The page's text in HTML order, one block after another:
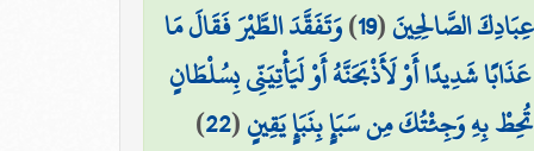
الصَّالِحِينَ(
19
)وَتَفَقَّدَ الطَّيْرَ فَقَالَ مَا
شَدِيدًا أَوْ لَأَذْبَحَنَّهُ أَوْ لَيَأْتِيَنِّي بِسُلْطَانٍ
بِهِ وَجِئْتُكَ مِن سَبَإٍ بِنَبَإٍ يَقِينٍ(
22
)